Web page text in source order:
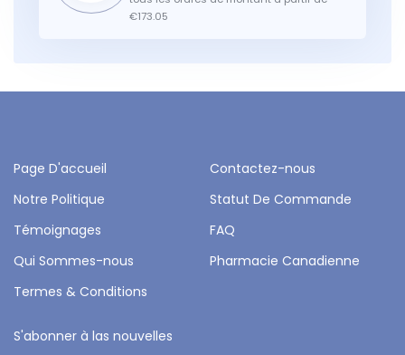
€173.05
Page D'accueil
Contactez-nous
Notre Politique
Statut De Commande
Témoignages
FAQ
Qui Sommes-nous
Pharmacie Canadienne
Termes & Conditions
S'abonner à las nouvelles